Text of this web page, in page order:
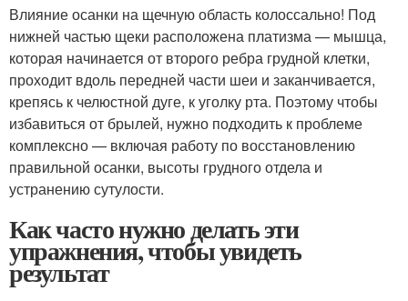
Влияние осанки на щечную область колоссально! Под
нижней частью щеки расположена платизма — мышца,
которая начинается от второго ребра грудной клетки,
проходит вдоль передней части шеи и заканчивается,
крепясь к челюстной дуге, к уголку рта. Поэтому чтобы
избавиться от брылей, нужно подходить к проблеме
комплексно — включая работу по восстановлению
правильной осанки, высоты грудного отдела и
устранению сутулости.
Как часто нужно делать эти
упражнения, чтобы увидеть
результат